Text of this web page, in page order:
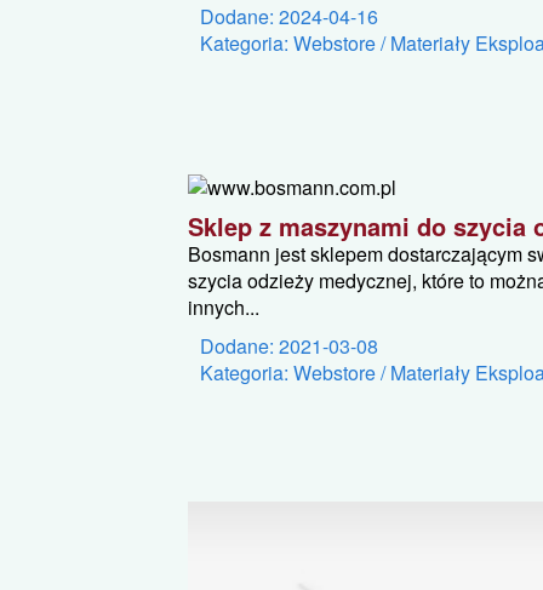
Dodane: 2024-04-16
Kategoria: Webstore / Materiały
Sklep z maszynami do
Bosmann jest sklepem dostarczającym
szycia odzieży medycznej, które to
innych...
Dodane: 2021-03-08
Kategoria: Webstore / Materiały